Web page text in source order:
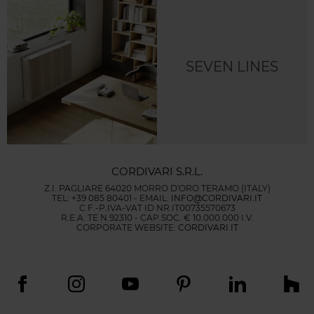
SEVEN LINES
CORDIVARI S.R.L.
Z.I. PAGLIARE 64020 MORRO D'ORO TERAMO (ITALY)
TEL: +39 085 80401 - EMAIL: INFO@CORDIVARI.IT
C.F.-P.IVA-VAT ID NR.IT00735570673
R.E.A. TE N.92310 - CAP.SOC. € 10.000.000 I.V.
CORPORATE WEBSITE: CORDIVARI.IT